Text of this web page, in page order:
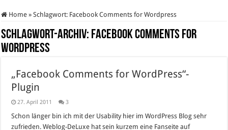
Home » Schlagwort: Facebook Comments for Wordpress
Schlagwort-Archiv: Facebook Comments for
Wordpress
„Facebook Comments for WordPress“-
Plugin
27. April 2011 3
Schon länger bin ich mit der Usability hier im WordPress Blog sehr
zufrieden. Weblog-DeLuxe hat sein kurzem eine Fanseite auf